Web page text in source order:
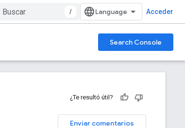
/ Acceder
Search Console
¿Te resultó útil?
Enviar comentarios